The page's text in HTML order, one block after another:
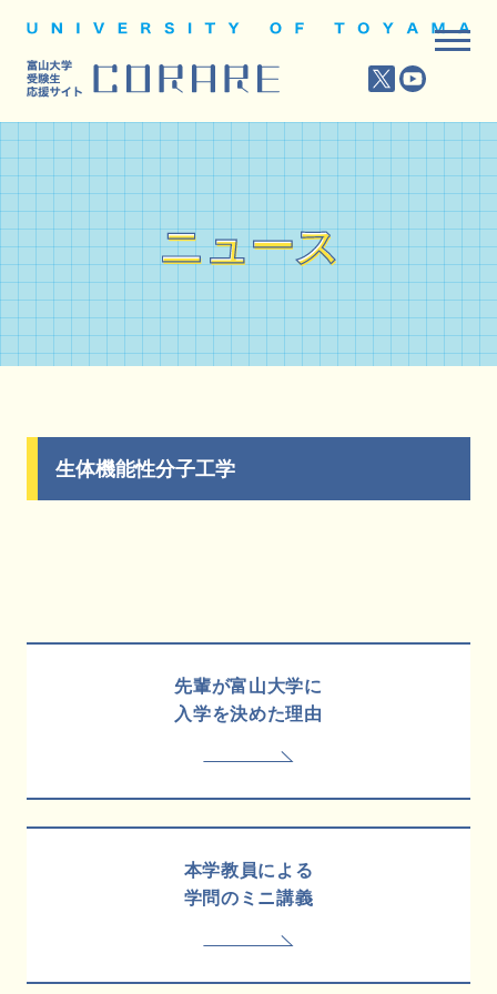
ニュース
ニュース
生体機能性分子工学
先輩が富山大学に
入学を決めた理由
本学教員による
学問のミニ講義